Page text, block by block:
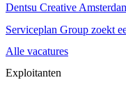
Dentsu Creative
Serviceplan Group zoekt
Alle vacatures
Exploitanten